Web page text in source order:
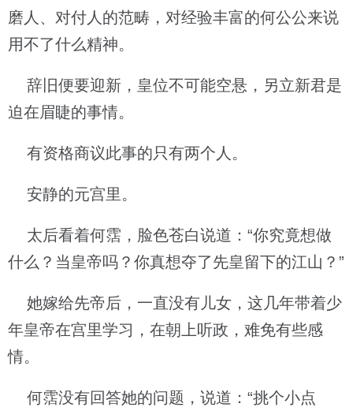
磨人、对付人的范畴，对经验丰富的何公公来说
用不了什么精神。
辞旧便要迎新，皇位不可能空悬，另立新君是
迫在眉睫的事情。
有资格商议此事的只有两个人。
安静的元宫里。
太后看着何霑，脸色苍白说道：“你究竟想做
什么？当皇帝吗？你真想夺了先皇留下的江山？”
她嫁给先帝后，一直没有儿女，这几年带着少
年皇帝在宫里学习，在朝上听政，难免有些感
情。
何霑没有回答她的问题，说道：“挑个小点